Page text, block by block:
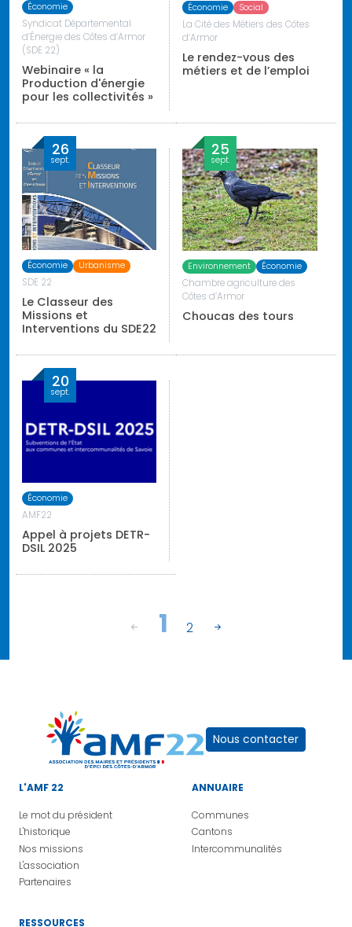
Économie
Syndicat Départemental
d’Énergie des Côtes d’Armor
(SDE 22)
Webinaire « la
Production d'énergie
pour les collectivités »
Économie Social
La Cité des Métiers des Côtes
d’Armor
Le rendez-vous des
métiers et de l’emploi
26
sept.
Économie Urbanisme
SDE 22
Le Classeur des
Missions et
Interventions du SDE22
25
sept.
Environnement Économie
Chambre agriculture des
Côtes d’Armor
Choucas des tours
20
sept.
Économie
AMF22
Appel à projets DETR-
DSIL 2025
1 2
Nous contacter
L'AMF 22
Le mot du président
L'historique
Nos missions
L'association
Partenaires
ANNUAIRE
Communes
Cantons
Intercommunalités
RESSOURCES